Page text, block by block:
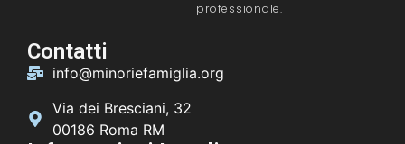
professionale.
Contatti
info@minoriefamiglia.org
Via dei Bresciani, 32
00186 Roma RM